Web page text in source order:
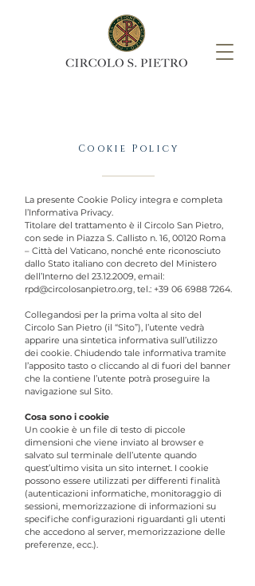
Cookie Policy
La presente Cookie Policy integra e completa
l’Informativa Privacy.
Titolare del trattamento è il Circolo San Pietro,
con sede in Piazza S. Callisto n. 16, 00120 Roma
– Città del Vaticano, nonché ente riconosciuto
dallo Stato italiano con decreto del Ministero
dell’Interno del 23.12.2009, email:
rpd@circolosanpietro.org, tel.: +39 06 6988 7264.
Collegandosi per la prima volta al sito del
Circolo San Pietro (il “Sito”), l’utente vedrà
apparire una sintetica informativa sull’utilizzo
dei cookie. Chiudendo tale informativa tramite
l’apposito tasto o cliccando al di fuori del banner
che la contiene l’utente potrà proseguire la
navigazione sul Sito.
Cosa sono i cookie
Un cookie è un file di testo di piccole
dimensioni che viene inviato al browser e
salvato sul terminale dell’utente quando
quest’ultimo visita un sito internet. I cookie
possono essere utilizzati per differenti finalità
(autenticazioni informatiche, monitoraggio di
sessioni, memorizzazione di informazioni su
specifiche configurazioni riguardanti gli utenti
che accedono al server, memorizzazione delle
preferenze, ecc.).